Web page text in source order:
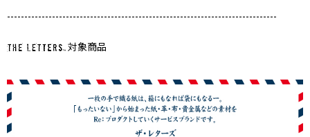
------------------------------------------------------------------------------
対象商品